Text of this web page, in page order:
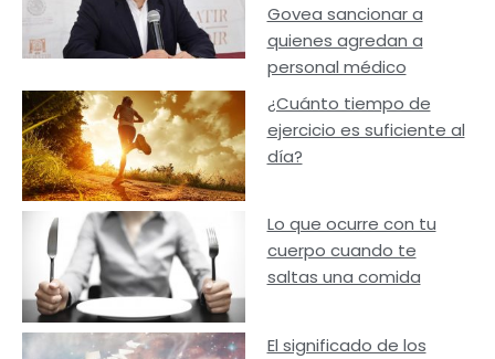
Govea sancionar a
quienes agredan a
personal médico
¿Cuánto tiempo de
ejercicio es suficiente al
día?
Lo que ocurre con tu
cuerpo cuando te
saltas una comida
El significado de los